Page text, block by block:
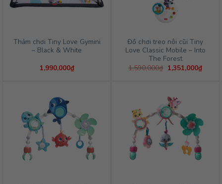
Thảm chơi Tiny Love Gymini
– Black & White
1,990,000₫
Đồ chơi treo nôi cũi Tiny
Love Classic Mobile – Into
The Forest
1,590,000₫ Giá
gốc
1,351,000₫Giá
hiện